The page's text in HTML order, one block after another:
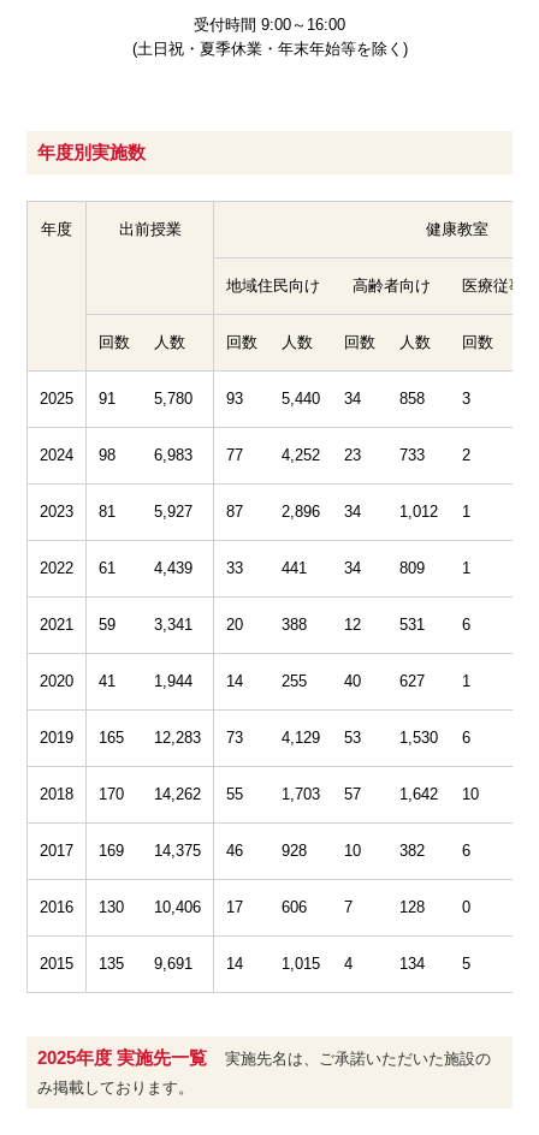
受付時間 9:00～16:00
(土日祝・夏季休業・年末年始等を除く)
年度別実施数
年度 出前授業 健康教室
地域住民向け 高齢者向け 医療従事
回数 人数 回数 人数 回数 人数 回数
2025 91 5,780 93 5,440 34 858 3
2024 98 6,983 77 4,252 23 733 2
2023 81 5,927 87 2,896 34 1,012 1
2022 61 4,439 33 441 34 809 1
2021 59 3,341 20 388 12 531 6
2020 41 1,944 14 255 40 627 1
2019 165 12,283 73 4,129 53 1,530 6
2018 170 14,262 55 1,703 57 1,642 10
2017 169 14,375 46 928 10 382 6
2016 130 10,406 17 606 7 128 0
2015 135 9,691 14 1,015 4 134 5
2025年度 実施先一覧実施先名は、ご承諾いただいた施設の
み掲載しております。